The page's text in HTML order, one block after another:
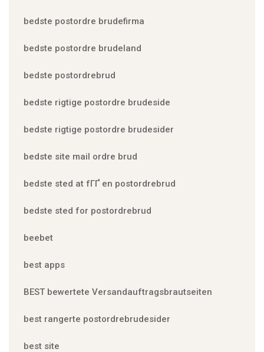
bedste postordre brudefirma
bedste postordre brudeland
bedste postordrebrud
bedste rigtige postordre brudeside
bedste rigtige postordre brudesider
bedste site mail ordre brud
bedste sted at fГҐ en postordrebrud
bedste sted for postordrebrud
beebet
best apps
BEST bewertete Versandauftragsbrautseiten
best rangerte postordrebrudesider
best site